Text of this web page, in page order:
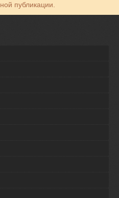
публикации.